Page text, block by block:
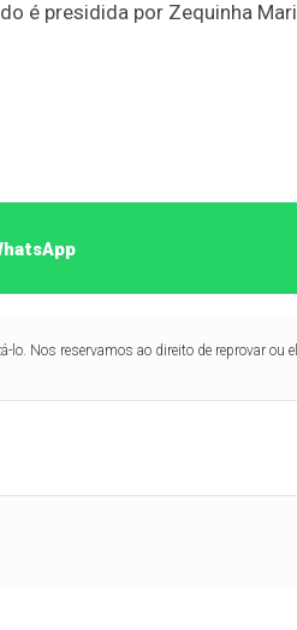
é presidida por Zequinha
lo. Nos reservamos ao direito de reprovar ou